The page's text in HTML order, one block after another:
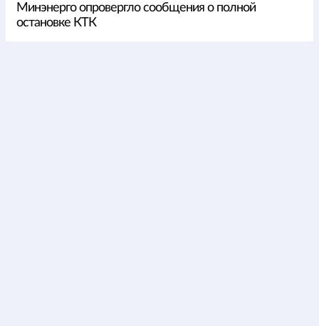
Минэнерго опровергло сообщения о полной
остановке КТК